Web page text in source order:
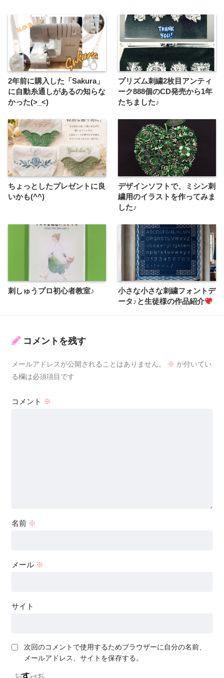
2年前に購入した「Sakura」
に自動糸通しがあるの知らな
かった(>_<)
プリズム刺繍2枚目アンティ
ーク888個のCD発売から1年
たちました♪
ちょっとしたプレゼントに良
いかも(^^)
デザインソフトで、ミシン刺
繍用のイラストを作ってみま
した♪
刺しゅうプロ初心者教室♪
小さな小さな刺繍フォントデ
ータ♪と生徒様の作品紹介
コメントを残す
メールアドレスが公開されることはありません。 ※ が付いてい
る欄は必須項目です
コメント ※
名前 ※
メール ※
サイト
次回のコメントで使用するためブラウザーに自分の名前、
メールアドレス、サイトを保存する。